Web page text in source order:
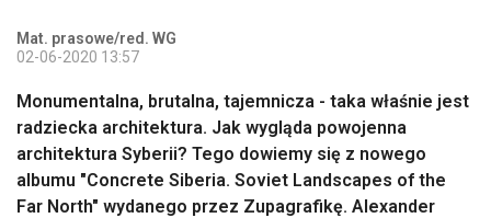
Mat. prasowe/red. WG
02-06-2020 13:57
Monumentalna, brutalna, tajemnicza - taka właśnie jest
radziecka architektura. Jak wygląda powojenna
architektura Syberii? Tego dowiemy się z nowego
albumu "Concrete Siberia. Soviet Landscapes of the
Far North" wydanego przez Zupagrafikę. Alexander